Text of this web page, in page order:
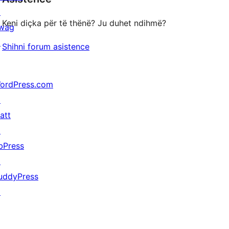
Keni diçka për të thënë? Ju duhet ndihmë?
Shihni forum asistence